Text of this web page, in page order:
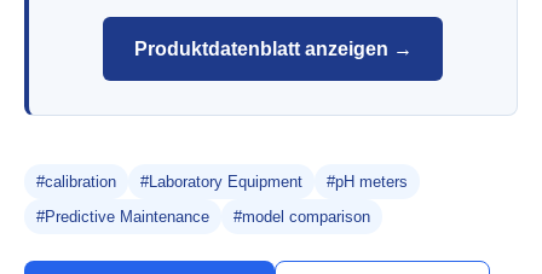
Produktdatenblatt anzeigen →
#calibration #Laboratory Equipment
#pH meters
#Predictive Maintenance
#model comparison